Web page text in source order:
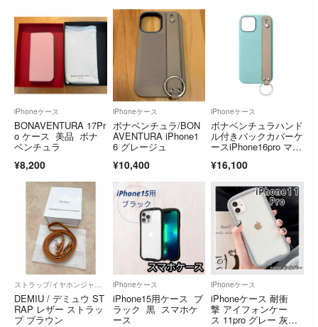
iPhoneケース
BONAVENTURA 17Pr
o ケース 美品 ボナ
ベンチュラ
¥8,200
iPhoneケース
ボナベンチュラ/BON
AVENTURA iPhone1
6 グレージュ
¥10,400
iPhoneケース
ボナベンチュラハンド
ル付きバックカバーケ
ースiPhone16pro マー
¥16,100
ストラップ/イヤホンジャック
DEMIU / デミュウ ST
RAP レザー ストラッ
プ ブラウン
iPhoneケース
iPhone15用ケース ブ
ラック 黒 スマホケ
ース
iPhoneケース
iPhoneケース 耐衝
撃 アイフォンケー
ス 11pro グレー 灰